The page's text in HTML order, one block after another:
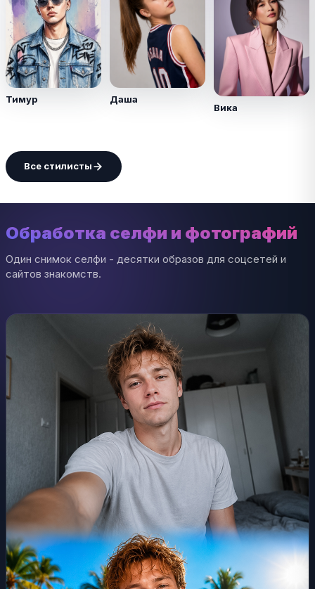
Тимур Даша
Вика
Все стилисты
Обработка селфи и фотографий
Один снимок селфи - десятки образов для соцсетей и
сайтов знакомств.